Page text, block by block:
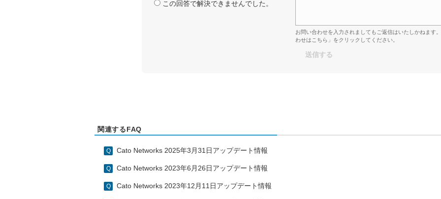
この回答で解決できませんでした。
お問い合わせを入力されましてもご返信はいたしかねます
わせはこちら」をクリックしてください。
関連するFAQ
Cato Networks 2025年3月31日アップデート情報
Cato Networks 2023年6月26日アップデート情報
Cato Networks 2023年12月11日アップデート情報